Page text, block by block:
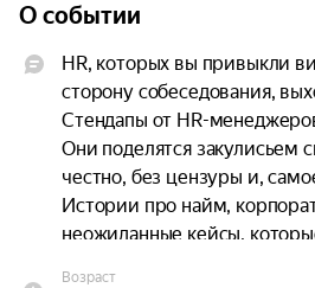
О событии
HR, которых вы привыкли
сторону собеседования,
Стендапы от HR-
Они поделятся закулисьем
честно, без цензуры и,
Истории про найм,
неожиданные кейсы,
Возраст